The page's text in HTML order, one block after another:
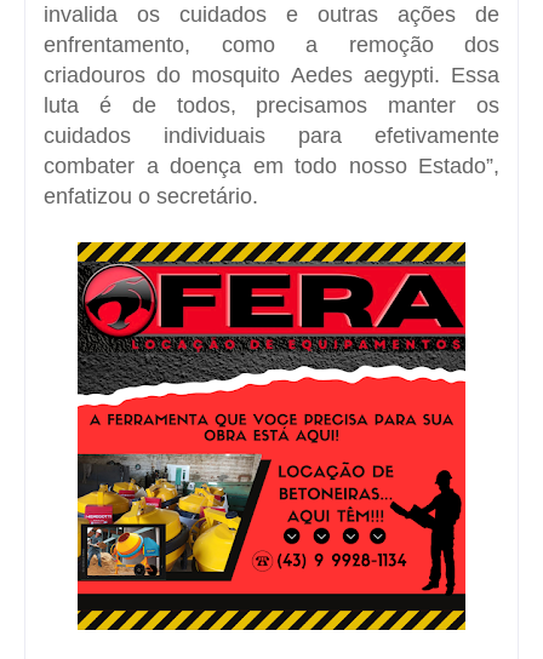
invalida os cuidados e outras ações de
enfrentamento, como a remoção dos
criadouros do mosquito Aedes aegypti. Essa
luta é de todos, precisamos manter os
cuidados individuais para efetivamente
combater a doença em todo nosso Estado”,
enfatizou o secretário.